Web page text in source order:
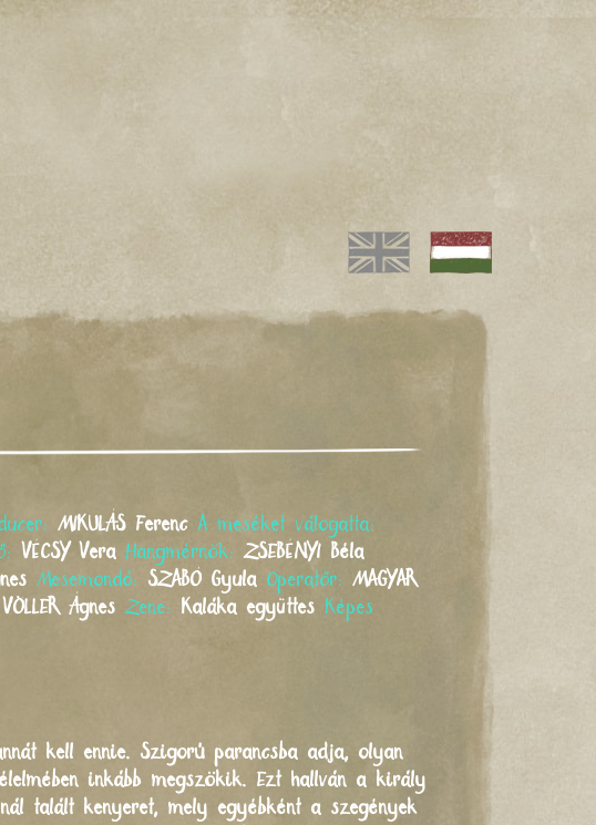
MIKULÁS Ferenc A meséket válogatta:
VÉCSY Vera Hangmérnök:ZSEBÉNYI Béla
Mesemondó: SZABÓ Gyula Operatőr:MAGYAR
VÖLLER Ágnes Zene: Kaláka együttes
Képes
kell ennie. Szigorú parancsba adja, olyan
inkább megszökik. Ezt hallván a király
talált kenyeret, mely egyébként a szegények